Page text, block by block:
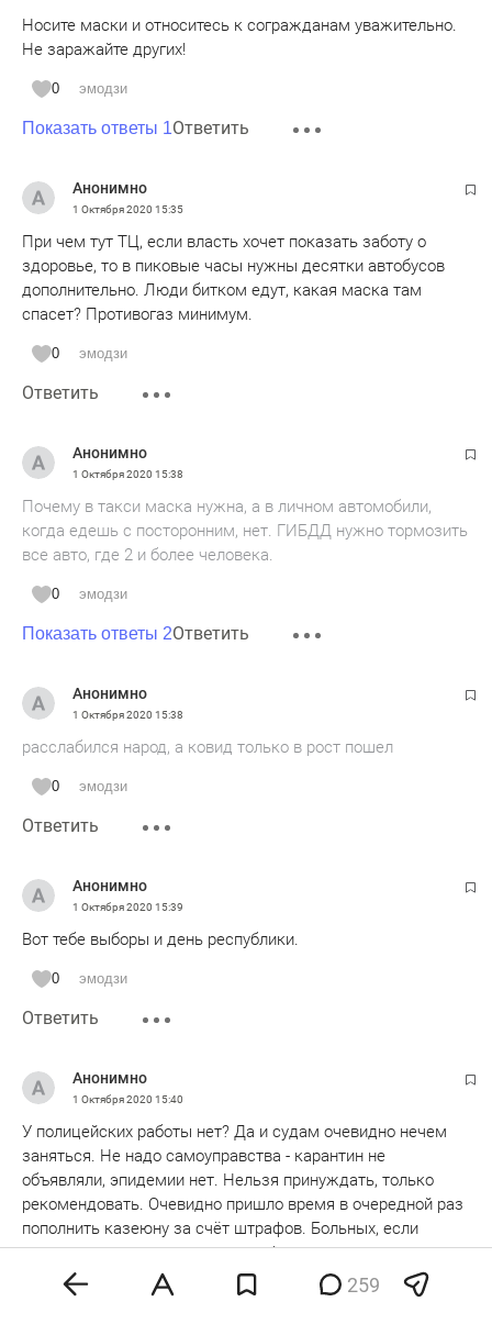
Носите маски и относитесь к согражданам уважительно.
Не заражайте других!
0 эмодзи
Показать ответы 1Ответить
Анонимно
1 Октября 2020 15:35
При чем тут ТЦ, если власть хочет показать заботу о
здоровье, то в пиковые часы нужны десятки автобусов
дополнительно. Люди битком едут, какая маска там
спасет? Противогаз минимум.
0 эмодзи
Ответить
Анонимно
1 Октября 2020 15:38
Почему в такси маска нужна, а в личном автомобили,
когда едешь с посторонним, нет. ГИБДД нужно тормозить
все авто, где 2 и более человека.
0 эмодзи
Показать ответы 2Ответить
Анонимно
1 Октября 2020 15:38
расслабился народ, а ковид только в рост пошел
0 эмодзи
Ответить
Анонимно
1 Октября 2020 15:39
Вот тебе выборы и день республики.
0 эмодзи
Ответить
Анонимно
1 Октября 2020 15:40
У полицейских работы нет? Да и судам очевидно нечем
заняться. Не надо самоуправства - карантин не
объявляли, эпидемии нет. Нельзя принуждать, только
рекомендовать. Очевидно пришло время в очередной раз
пополнить казеюну за счёт штрафов. Больных, если
выявили, лечить надо, а не штрафовать.
259